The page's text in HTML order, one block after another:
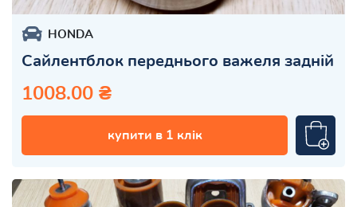
HONDA
Сайлентблок переднього важеля задній
1008.00 ₴
купити в 1 клік